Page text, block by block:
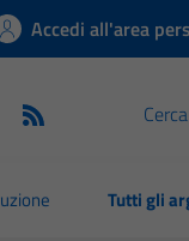
Accedi all'area
Cerca
Tutti gli